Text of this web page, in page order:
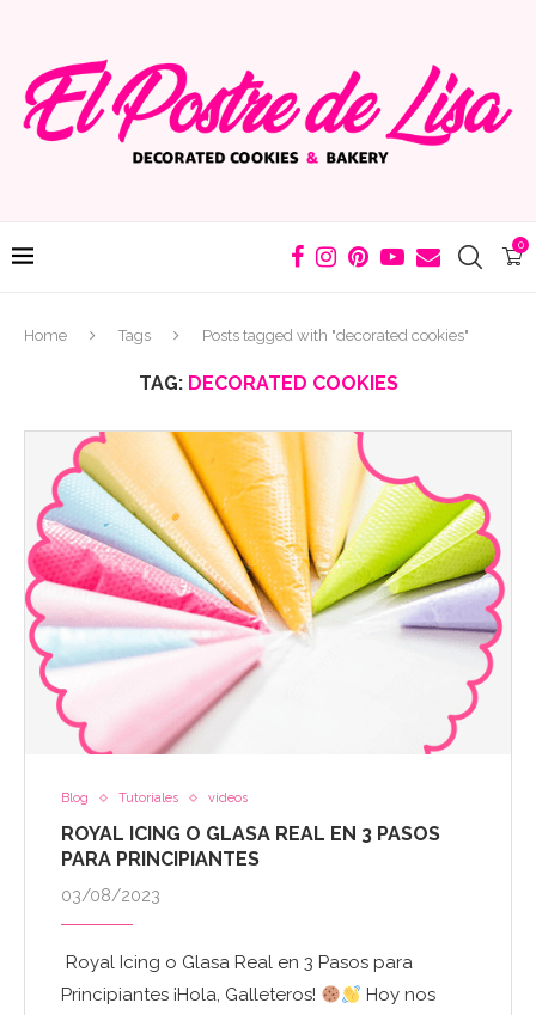
0
Home Tags Posts tagged with "decorated cookies"
TAG: DECORATED COOKIES
Blog Tutoriales videos
ROYAL ICING O GLASA REAL EN 3 PASOS
PARA PRINCIPIANTES
03/08/2023
Royal Icing o Glasa Real en 3 Pasos para
Principiantes ¡Hola, Galleteros!
Hoy nos